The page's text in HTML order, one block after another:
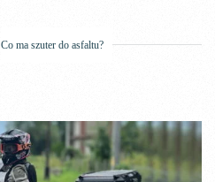
Co ma szuter do asfaltu?